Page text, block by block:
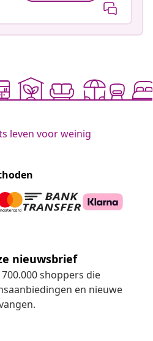
leven voor weinig
nieuwsbrief
shoppers die
en nieuwe